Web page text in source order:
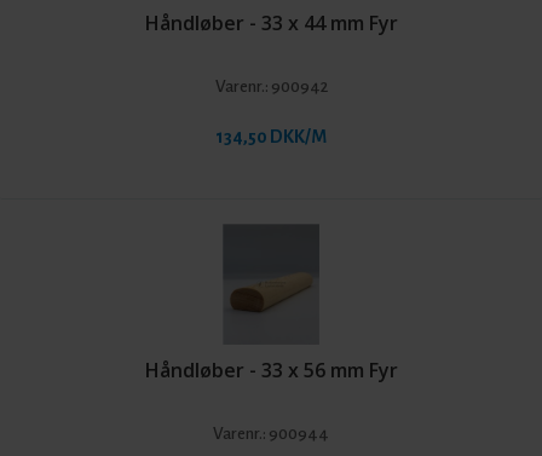
Håndløber - 33 x 44 mm Fyr
Varenr.: 900942
134,50 DKK/M
Håndløber - 33 x 56 mm Fyr
Varenr.: 900944